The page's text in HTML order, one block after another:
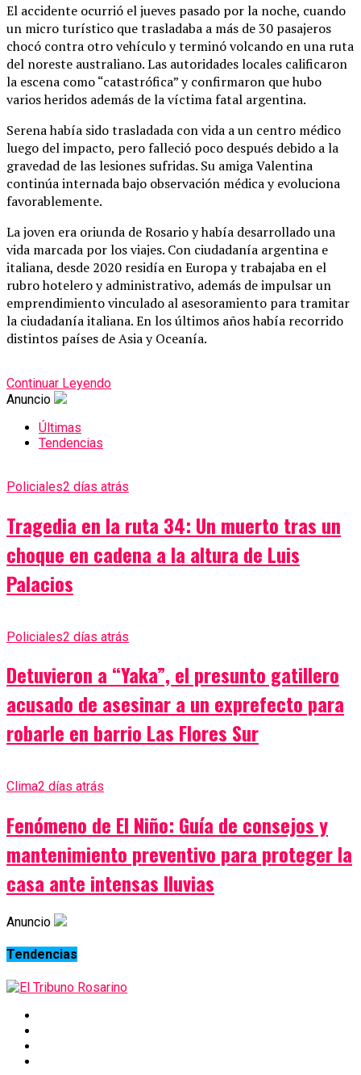
El accidente ocurrió el jueves pasado por la noche, cuando
un micro turístico que trasladaba a más de 30 pasajeros
chocó contra otro vehículo y terminó volcando en una ruta
del noreste australiano. Las autoridades locales calificaron
la escena como “catastrófica” y confirmaron que hubo
varios heridos además de la víctima fatal argentina.
Serena había sido trasladada con vida a un centro médico
luego del impacto, pero falleció poco después debido a la
gravedad de las lesiones sufridas. Su amiga Valentina
continúa internada bajo observación médica y evoluciona
favorablemente.
La joven era oriunda de Rosario y había desarrollado una
vida marcada por los viajes. Con ciudadanía argentina e
italiana, desde 2020 residía en Europa y trabajaba en el
rubro hotelero y administrativo, además de impulsar un
emprendimiento vinculado al asesoramiento para tramitar
la ciudadanía italiana. En los últimos años había recorrido
distintos países de Asia y Oceanía.
Continuar Leyendo
Anuncio
Últimas
Tendencias
Policiales2 días atrás
Tragedia en la ruta 34: Un muerto tras un
choque en cadena a la altura de Luis
Palacios
Policiales2 días atrás
Detuvieron a “Yaka”, el presunto gatillero
acusado de asesinar a un exprefecto para
robarle en barrio Las Flores Sur
Clima2 días atrás
Fenómeno de El Niño: Guía de consejos y
mantenimiento preventivo para proteger la
casa ante intensas lluvias
Anuncio
Tendencias